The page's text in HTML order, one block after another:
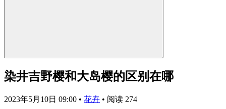
染井吉野樱和大岛樱的区别在哪
2023年5月10日 09:00 • 花卉 • 阅读 274